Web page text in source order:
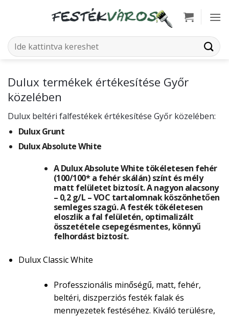
Keresés
a
Dulux termékek értékesítése Győr
közelében
Dulux beltéri falfestékek értékesítése Győr közelében:
Dulux Grunt
Dulux Absolute White
A Dulux Absolute White tökéletesen fehér
(100/100* a fehér skálán) színt és mély
matt felületet biztosít. A nagyon alacsony
– 0,2 g/L – VOC tartalomnak köszönhetően
semleges szagú. A festék tökéletesen
eloszlik a fal felületén, optimalizált
összetétele csepegésmentes, könnyű
felhordást biztosít.
Dulux Classic White
Professzionális minőségű, matt, fehér,
beltéri, diszperziós festék falak és
mennyezetek festéséhez. Kiváló terülésre,